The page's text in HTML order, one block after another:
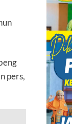
pers,